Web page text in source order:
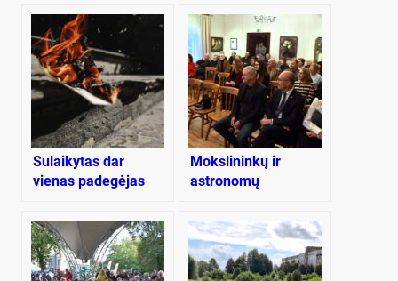
Sulaikytas dar
vienas padegėjas
Mokslininkų ir
astronomų
Rietave